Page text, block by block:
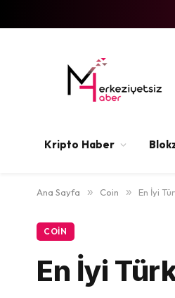
Kripto Haber
Ana Sayfa » Coin » En İyi
COIN
En İyi